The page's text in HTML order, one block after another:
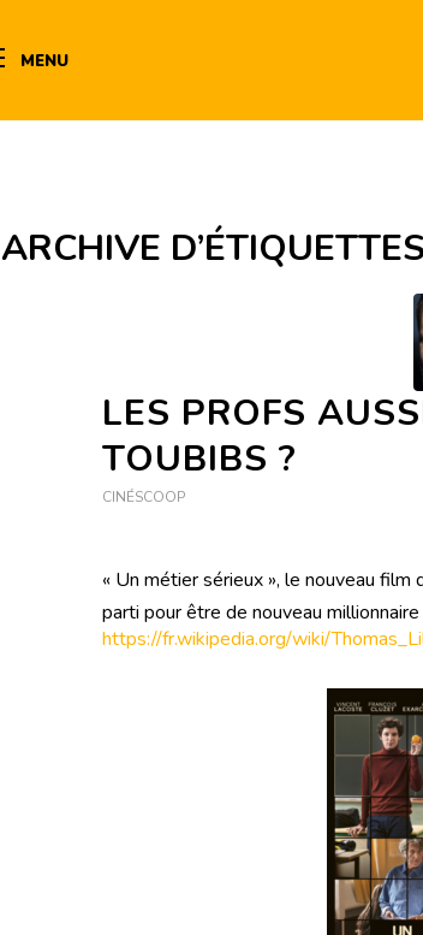
MENU
ARCHIVE
LES PROFS
TOUBIBS ?
CINÉSCOOP
« Un métier sérieux », le nouveau
parti pour être de nouveau
https://fr.wikipedia.org/wiki/